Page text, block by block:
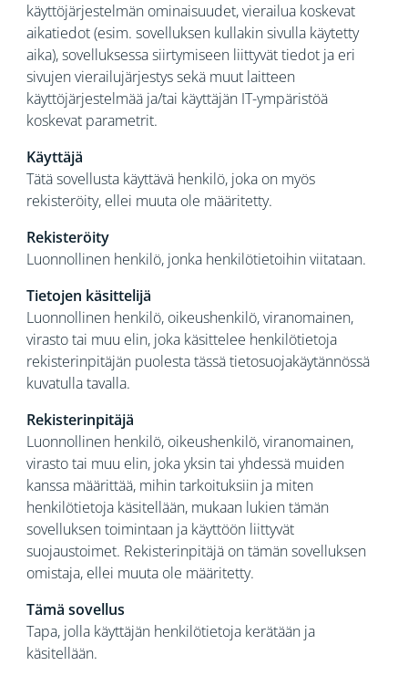
käyttöjärjestelmän ominaisuudet, vierailua koskevat
aikatiedot (esim. sovelluksen kullakin sivulla käytetty
aika), sovelluksessa siirtymiseen liittyvät tiedot ja eri
sivujen vierailujärjestys sekä muut laitteen
käyttöjärjestelmää ja/tai käyttäjän IT-ympäristöä
koskevat parametrit.
Käyttäjä
Tätä sovellusta käyttävä henkilö, joka on myös
rekisteröity, ellei muuta ole määritetty.
Rekisteröity
Luonnollinen henkilö, jonka henkilötietoihin viitataan.
Tietojen käsittelijä
Luonnollinen henkilö, oikeushenkilö, viranomainen,
virasto tai muu elin, joka käsittelee henkilötietoja
rekisterinpitäjän puolesta tässä tietosuojakäytännössä
kuvatulla tavalla.
Rekisterinpitäjä
Luonnollinen henkilö, oikeushenkilö, viranomainen,
virasto tai muu elin, joka yksin tai yhdessä muiden
kanssa määrittää, mihin tarkoituksiin ja miten
henkilötietoja käsitellään, mukaan lukien tämän
sovelluksen toimintaan ja käyttöön liittyvät
suojaustoimet. Rekisterinpitäjä on tämän sovelluksen
omistaja, ellei muuta ole määritetty.
Tämä sovellus
Tapa, jolla käyttäjän henkilötietoja kerätään ja
käsitellään.